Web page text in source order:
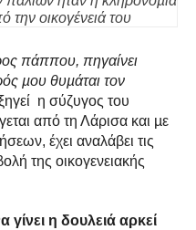
οικογένειά του
πάππου, πηγαίνει
µου θυµάται τον
η σύζυγος του
από τη Λάρισα και µε
έχει αναλάβει τις
της οικογενειακής
η δουλειά αρκεί